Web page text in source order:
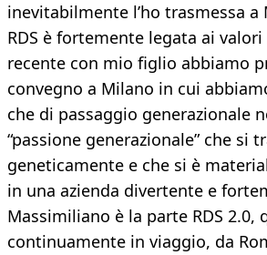
inevitabilmente l’ho trasmessa a
RDS è fortemente legata ai
recente con mio figlio abbiamo
convegno a Milano in cui
che di passaggio generazionale
“passione generazionale” che si
geneticamente e che si è
in una azienda divertente e
Massimiliano è la parte RDS 2.0,
continuamente in viaggio, da